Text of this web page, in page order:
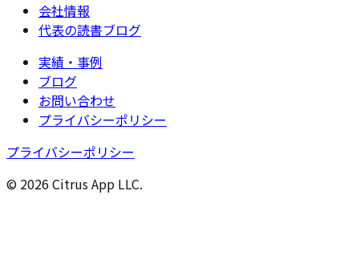
会社情報
代表の読書ブログ
実績・事例
ブログ
お問い合わせ
プライバシーポリシー
プライバシーポリシー
© 2026 Citrus App LLC.